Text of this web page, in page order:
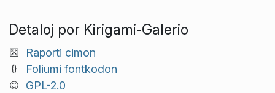
Detaloj por Kirigami-Galerio
Raporti cimon
Foliumi fontkodon
GPL-2.0